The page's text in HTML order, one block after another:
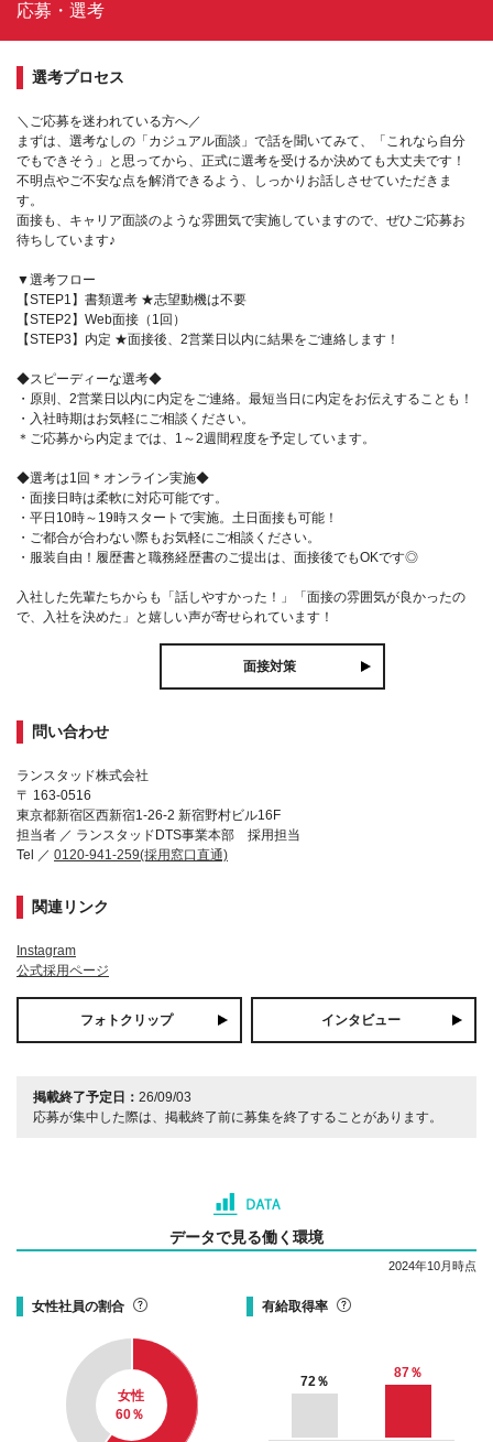
応募・選考
選考プロセス
＼ご応募を迷われている方へ／
まずは、選考なしの「カジュアル面談」で話を聞いてみて、「これなら自分
でもできそう」と思ってから、正式に選考を受けるか決めても大丈夫です！
不明点やご不安な点を解消できるよう、しっかりお話しさせていただきま
す。
面接も、キャリア面談のような雰囲気で実施していますので、ぜひご応募お
待ちしています♪
▼選考フロー
【STEP1】書類選考 ★志望動機は不要
【STEP2】Web面接（1回）
【STEP3】内定 ★面接後、2営業日以内に結果をご連絡します！
◆スピーディーな選考◆
・原則、2営業日以内に内定をご連絡。最短当日に内定をお伝えすることも！
・入社時期はお気軽にご相談ください。
＊ご応募から内定までは、1～2週間程度を予定しています。
◆選考は1回＊オンライン実施◆
・面接日時は柔軟に対応可能です。
・平日10時～19時スタートで実施。土日面接も可能！
・ご都合が合わない際もお気軽にご相談ください。
・服装自由！履歴書と職務経歴書のご提出は、面接後でもOKです◎
入社した先輩たちからも「話しやすかった！」「面接の雰囲気が良かったの
で、入社を決めた」と嬉しい声が寄せられています！
面接対策
問い合わせ
ランスタッド株式会社
〒 163-0516
東京都新宿区西新宿1-26-2 新宿野村ビル16F
担当者 ／ ランスタッドDTS事業本部 採用担当
Tel ／ 0120-941-259(採用窓口直通)
関連リンク
Instagram
公式採用ページ
フォトクリップ インタビュー
掲載終了予定日： 26/09/03
応募が集中した際は、掲載終了前に募集を終了することがあります。
データで見る働く環境
2024年10月時点
女性社員の割合
女性
60％
有給取得率
72％
87％